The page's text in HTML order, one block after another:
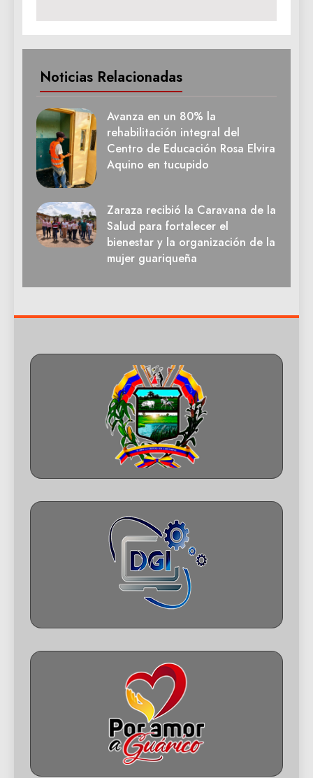
Noticias Relacionadas
Avanza en un 80% la
rehabilitación integral del
Centro de Educación Rosa Elvira
Aquino en tucupido
Zaraza recibió la Caravana de la
Salud para fortalecer el
bienestar y la organización de la
mujer guariqueña